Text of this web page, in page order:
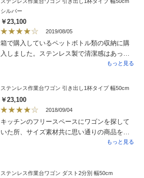
るようなカトラリーをいれる薄い引き出しな
ど、もうひとプラス活用方法があるといいな
と思います。
シルバー
￥23,100
2019/08/05
箱で購入しているペットボトル類の収納に購
入しました。ステンレス製で清潔感はあって
気に入っていますが、もう少し頑丈だったら
もっと見る
ステンレス作業台ワゴン 引き出し1杯タイプ 幅50cm
￥23,100
2018/09/04
キッチンのフリースペースにワゴンを探して
いた所、サイズ素材共に思い通りの商品を見
つけられて、満足しています。組み立ても簡
上部に引き出しがあり、ランチョンマットの
もっと見る
ステンレス作業台ワゴン ダスト2分別 幅50cm